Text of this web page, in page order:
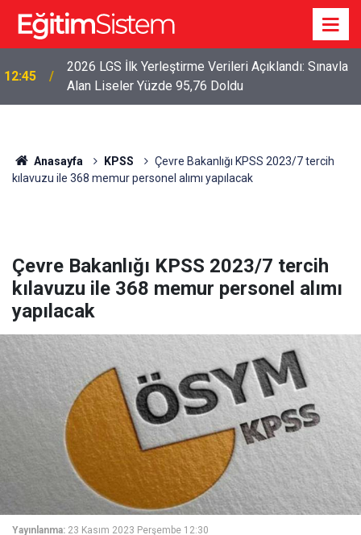
12:45
2026 LGS İlk Yerleştirme Verileri Açıklandı: Sınavla
Alan Liseler Yüzde 95,76 Doldu
Anasayfa KPSS
Çevre Bakanlığı KPSS 2023/7 tercih
kılavuzu ile 368 memur personel alımı yapılacak
Çevre Bakanlığı KPSS 2023/7 tercih
kılavuzu ile 368 memur personel alımı
yapılacak
Yayınlanma: 23 Kasım 2023 Perşembe 12:30